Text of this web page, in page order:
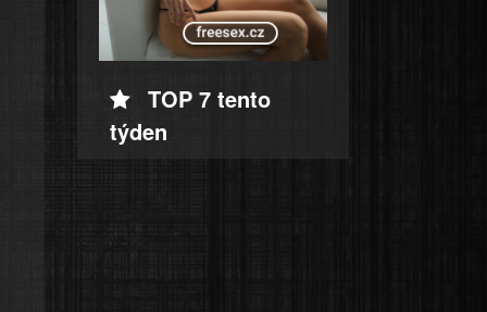
TOP 7 tento
týden